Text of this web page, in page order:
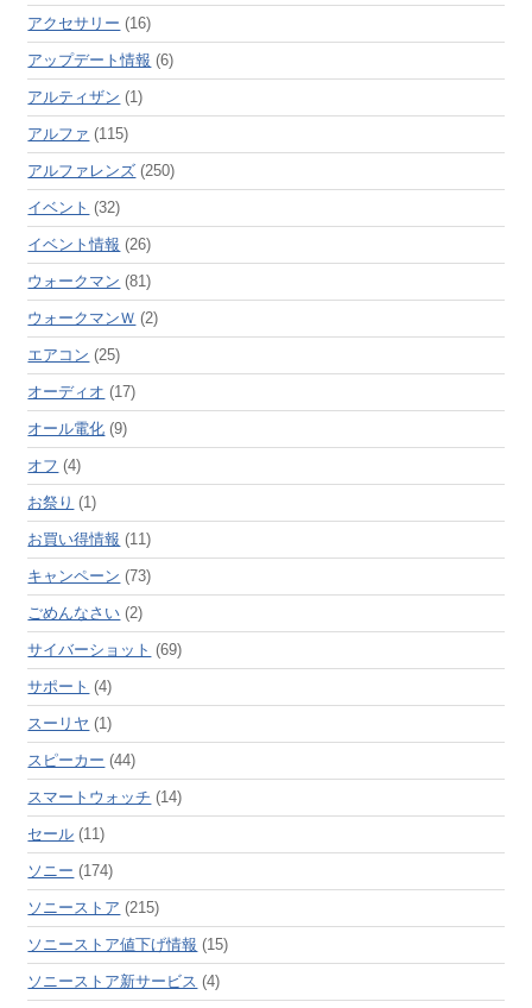
アクセサリー (16)
アップデート情報 (6)
アルティザン (1)
アルファ (115)
アルファレンズ (250)
イベント (32)
イベント情報 (26)
ウォークマン (81)
ウォークマンＷ (2)
エアコン (25)
オーディオ (17)
オール電化 (9)
オフ (4)
お祭り (1)
お買い得情報 (11)
キャンペーン (73)
ごめんなさい (2)
サイバーショット (69)
サポート (4)
スーリヤ (1)
スピーカー (44)
スマートウォッチ (14)
セール (11)
ソニー (174)
ソニーストア (215)
ソニーストア値下げ情報 (15)
ソニーストア新サービス (4)